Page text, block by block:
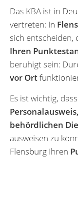
Das KBA ist in
vertreten: In
sich entscheiden,
Ihren
beruhigt sein:
vor Ort
Es ist wichtig,
behördlichen
ausweisen zu
Flensburg Ihren